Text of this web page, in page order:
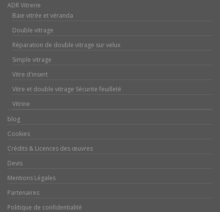
ADR Vitrerie
Baie vitrée et véranda
Double vitrage
Réparation de double vitrage sur velux
Simple vitrage
Vitre d'insert
Vitre et double vitrage Sécurite feuilleté
Vitrine
blog
Cookies
Crédits & Licences des œuvres
Devis
Mentions Légales
Partenaires
Politique de confidentialité